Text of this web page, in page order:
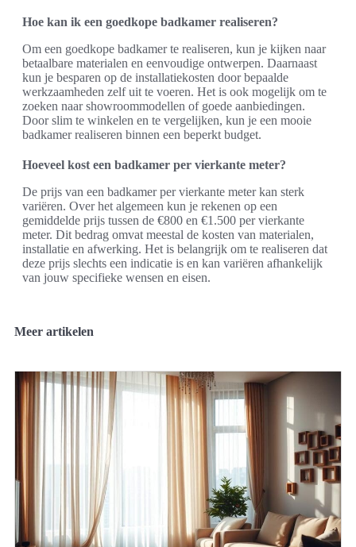
Hoe kan ik een goedkope badkamer realiseren?
Om een goedkope badkamer te realiseren, kun je kijken naar
betaalbare materialen en eenvoudige ontwerpen. Daarnaast
kun je besparen op de installatiekosten door bepaalde
werkzaamheden zelf uit te voeren. Het is ook mogelijk om te
zoeken naar showroommodellen of goede aanbiedingen.
Door slim te winkelen en te vergelijken, kun je een mooie
badkamer realiseren binnen een beperkt budget.
Hoeveel kost een badkamer per vierkante meter?
De prijs van een badkamer per vierkante meter kan sterk
variëren. Over het algemeen kun je rekenen op een
gemiddelde prijs tussen de €800 en €1.500 per vierkante
meter. Dit bedrag omvat meestal de kosten van materialen,
installatie en afwerking. Het is belangrijk om te realiseren dat
deze prijs slechts een indicatie is en kan variëren afhankelijk
van jouw specifieke wensen en eisen.
Meer artikelen